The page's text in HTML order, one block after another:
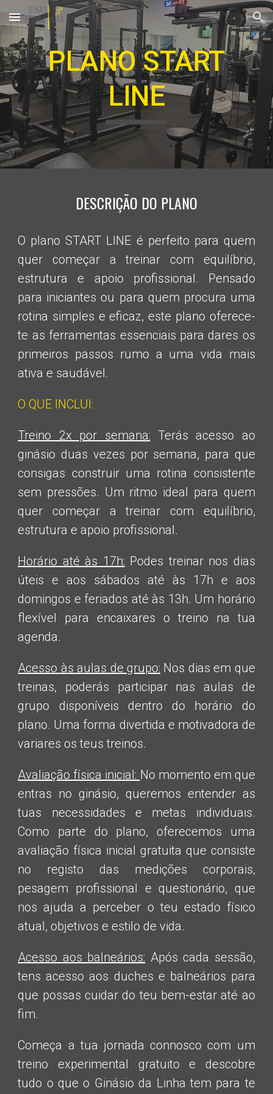
Skip to main content Skip to navigation
PLANO START
LINE
DESCRIÇÃO DO PLANO
O planoSTART LINE é perfeito para quem
quer começar a treinar com equilíbrio,
estrutura e apoio profissional. Pensado
para iniciantes ou para quem procura uma
rotina simples e eficaz, este plano oferece-
te as ferramentas essenciais para dares os
primeiros passos rumo a uma vida mais
ativa e saudável.
O QUE INCLUI:
Treino 2x por semana: Terás acesso ao
ginásio duas vezes por semana, para que
consigas construir uma rotina consistente
sem pressões. Um ritmo ideal para quem
quer começar a treinar com equilíbrio,
estrutura e apoio profissional.
Horário até às 17h: Podes treinar nos dias
úteis e aos sábados até às 17h e aos
domingos e feriados até às 13h. Um horário
flexível para encaixares o treino na tua
agenda.
Acesso às aulas de grupo: Nos dias em que
treinas, poderás participar nas aulas de
grupo disponíveis dentro do horário do
plano. Uma forma divertida e motivadora de
variares os teus treinos.
Avaliação física inicial: No momento em que
entras no ginásio, queremos entender as
tuas necessidades e metas individuais.
Como parte do plano, oferecemos uma
avaliação física inicial gratuita que consiste
no registo das medições corporais,
pesagem profissional e questionário, que
nos ajuda a perceber o teu estado físico
atual, objetivos e estilo de vida.
Acesso aos balneários: Após cada sessão,
tens acesso aos duches e balneários para
que possas cuidar do teu bem-estar até ao
fim.
Começa a tua jornada connosco com um
treino experimental gratuito e descobre
tudo o que o Ginásio da Linha tem para te